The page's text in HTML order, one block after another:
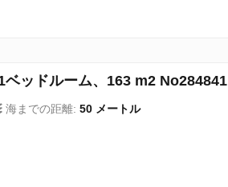
ッドルーム、163 m2 No284841
海までの距離: 50 メートル